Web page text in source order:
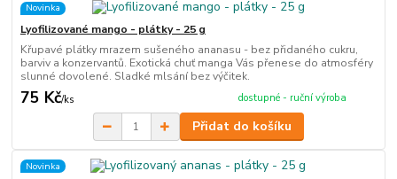
Novinka
Lyofilizované mango - plátky - 25 g
Křupavé plátky mrazem sušeného ananasu - bez přidaného cukru,
barviv a konzervantů. Exotická chuť manga Vás přenese do atmosféry
slunné dovolené. Sladké mlsání bez výčitek.
75 Kč/ks dostupné - ruční výroba
Přidat do košíku
Novinka